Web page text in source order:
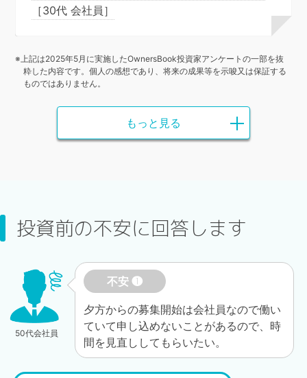
［30代 会社員］
※上記は2025年5月に実施したOwnersBook投資家アンケートの一部を抜
粋した内容です。個人の感想であり、将来の成果等を示唆又は保証する
ものではありません。
もっと見る
投資前の不安に回答します
50代会社員
不安 ❶
夕方からの募集開始は会社員なので働い
ていて申し込めないことがあるので、時
間を見直ししてもらいたい。